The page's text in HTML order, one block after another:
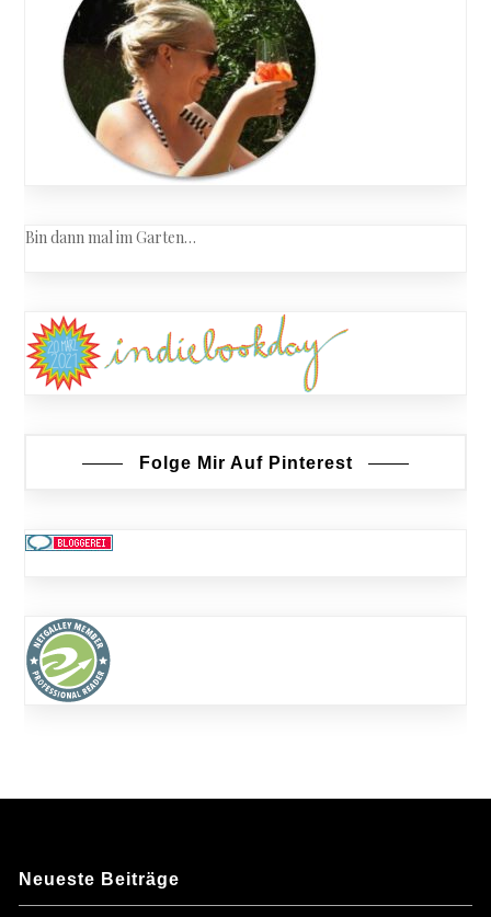
Bin dann mal im Garten…
Folge Mir Auf Pinterest
Neueste Beiträge